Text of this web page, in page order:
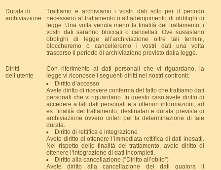
Durata di
archiviazione
Trattiamo e archiviamo i vostri dati solo per il periodo
necessario al trattamento o all’adempimento di obblighi di
legge. Una volta venuta meno la finalità del trattamento, i
vostri dati saranno bloccati o cancellati. Ove sussistano
obblighi di legge all’archiviazione oltre tali termini,
bloccheremo o cancelleremo i vostri dati una volta
trascorso il periodo di archiviazione previsto dalla legge.
Diritti
dell’utente
Con riferimento ai dati personali che vi riguardano, la
legge vi riconosce i seguenti diritti nei nostri confronti:
Diritto d’accesso
Avete diritto di ricevere conferma del fatto che trattiamo dati
personali che vi riguardano. In questo caso avete diritto di
accedere a tali dati personali e a ulteriori informazioni, ad
es. finalità del trattamento, destinatari e durata prevista di
archiviazione ovvero criteri per la determinazione di tale
durata.
Diritto di rettifica e integrazione
Avete diritto di ottenere l’immediata rettifica di dati inesatti.
Nel rispetto delle finalità del trattamento, avete diritto di
ottenere l’integrazione di dati incompleti.
Diritto alla cancellazione (“Diritto all’oblio”)
Avete diritto alla cancellazione dei dati qualora il